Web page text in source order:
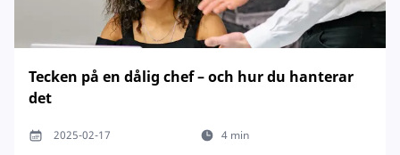
Tecken på en dålig chef – och hur du hanterar
det
2025-02-17 4 min